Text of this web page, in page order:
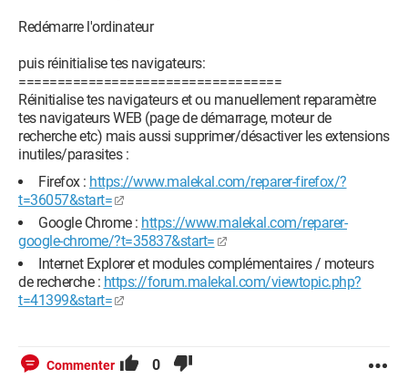
Redémarre l'ordinateur
puis réinitialise tes navigateurs:
==================================
Réinitialise tes navigateurs et ou manuellement reparamètre
tes navigateurs WEB (page de démarrage, moteur de
recherche etc) mais aussi supprimer/désactiver les extensions
inutiles/parasites :
Firefox : https://www.malekal.com/reparer-firefox/?
t=36057&start=
Google Chrome : https://www.malekal.com/reparer-
google-chrome/?t=35837&start=
Internet Explorer et modules complémentaires / moteurs
de recherche : https://forum.malekal.com/viewtopic.php?
t=41399&start=
Commenter 0